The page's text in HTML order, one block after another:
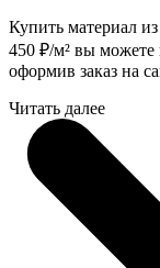
Купить материал
450 ₽/м² вы можете
оформив заказ на
Читать далее